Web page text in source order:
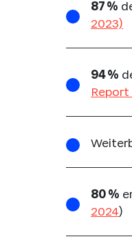
87 %
2023)
94 %
Report
80 %
2024)